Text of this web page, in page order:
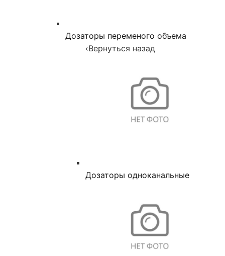
Дозаторы переменого объема
‹Вернуться назад
Дозаторы одноканальные